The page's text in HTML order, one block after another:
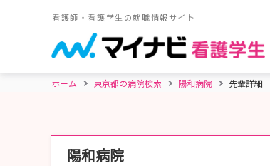
看護師・看護学生の就職情報サイト
ホーム 東京都の病院検索 陽和病院 先輩詳細
陽和病院